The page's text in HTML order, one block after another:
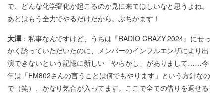
で、どんな化学変化が起こるのか見に来てほしいなと思うよね。
あとはもう全力でやるだけだから。ぶちかます！
大澤：私事なんですけど、うちは『RADIO CRAZY 2024』にせっ
かく誘っていただいたのに、メンバーのインフルエンザにより出
演できないという記憶に新しい「やらかし」がありまして……今
年は「FM802さんの言うことは何でもやります」という方針なの
で（笑）、かなり気合が入ってます。ここで全ての借りを返せる